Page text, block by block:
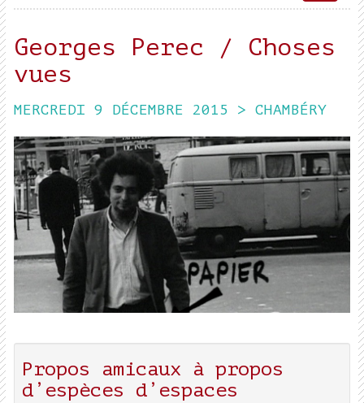
le
de
Georges Perec / Choses
vues
MERCREDI 9 DÉCEMBRE 2015 > CHAMBÉRY
Propos amicaux à propos
d’espèces d’espaces